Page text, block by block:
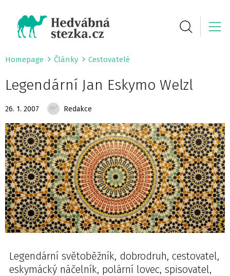
Homepage Články Cestovatelé
Legendární Jan Eskymo Welzl
26. 1. 2007 Redakce
Legendární světoběžník, dobrodruh, cestovatel,
eskymácký náčelník, polární lovec, spisovatel,